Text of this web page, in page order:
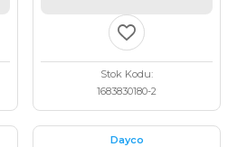
Stok Kodu
1683830180-2
Dayco